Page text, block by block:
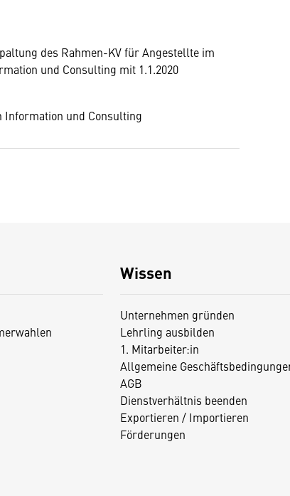
des Rahmen-KV für Angestellte im
und Consulting mit 1.1.2020
und Consulting
Wissen
Unternehmen gründen
Lehrling ausbilden
1. Mitarbeiter:in
Allgemeine
AGB
Dienstverhältnis beenden
Exportieren / Importieren
Förderungen